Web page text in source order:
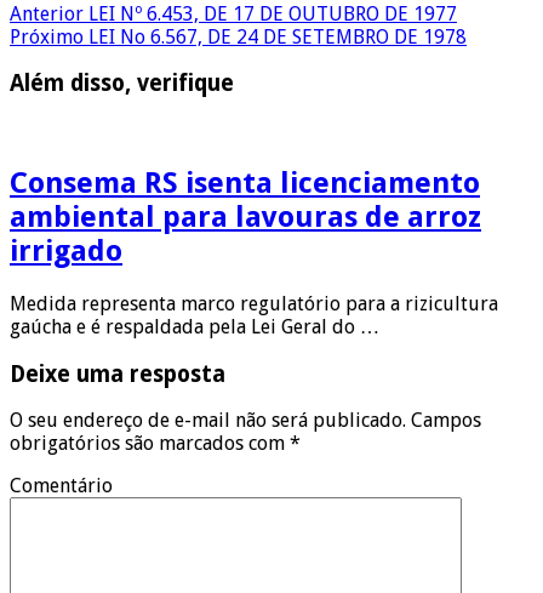
Anterior LEI Nº 6.453, DE 17 DE OUTUBRO DE 1977
Próximo LEI No 6.567, DE 24 DE SETEMBRO DE 1978
Além disso, verifique
Consema RS isenta licenciamento
ambiental para lavouras de arroz
irrigado
Medida representa marco regulatório para a rizicultura
gaúcha e é respaldada pela Lei Geral do …
Deixe uma resposta
O seu endereço de e-mail não será publicado. Campos
obrigatórios são marcados com *
Comentário